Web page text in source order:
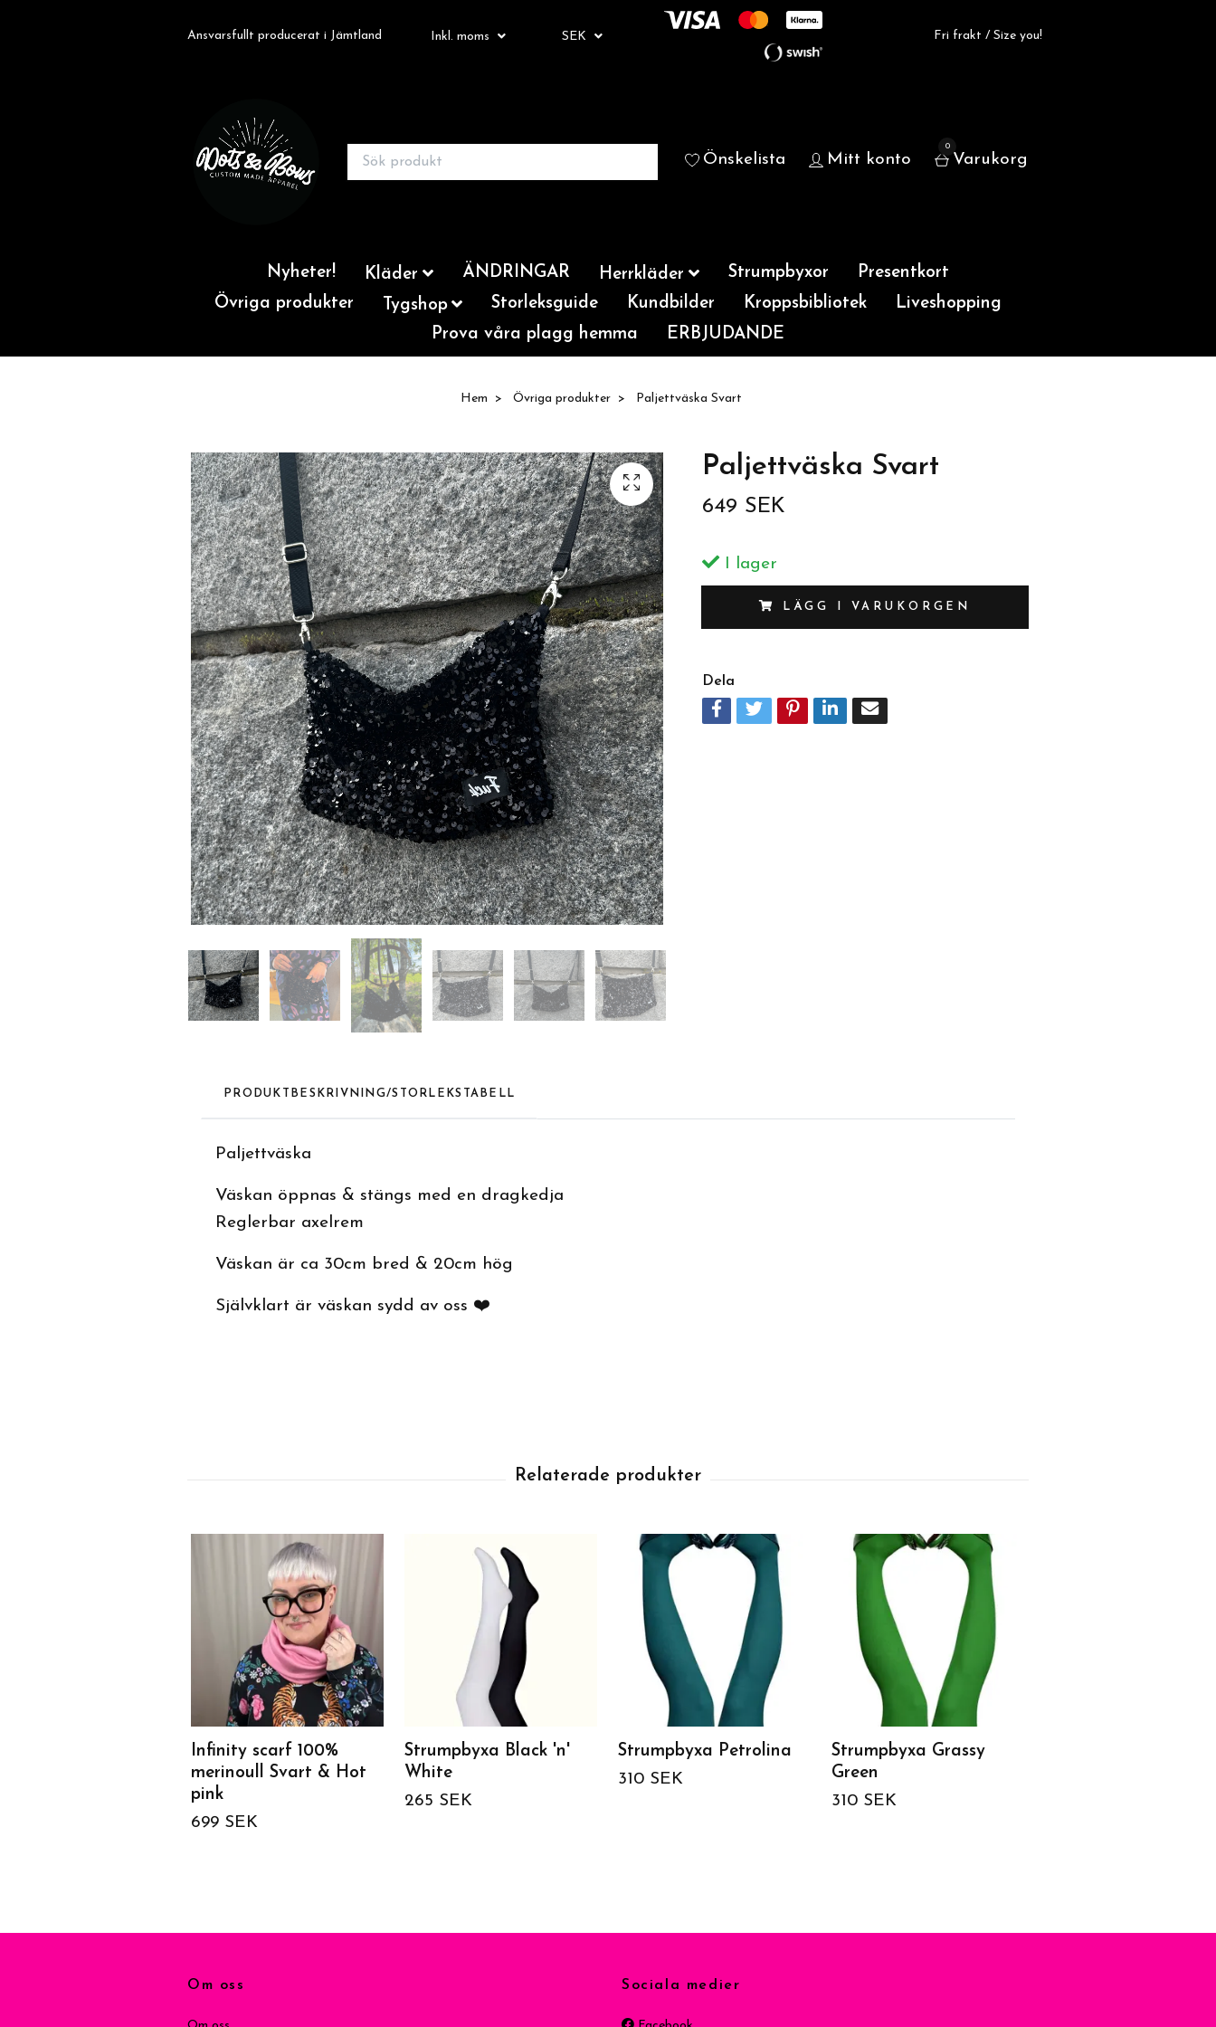
Ansvarsfullt producerat i Jämtland Inkl. moms SEK Fri frakt / Size you!
Önskelista Mitt konto
0
Varukorg
Nyheter! Kläder ÄNDRINGAR Herrkläder Strumpbyxor
Presentkort
Övriga produkter
Tygshop Storleksguide Kundbilder Kroppsbibliotek
Liveshopping
Prova våra plagg hemma
ERBJUDANDE
Hem Övriga produkter Paljettväska Svart
Paljettväska Svart
649 SEK
I lager
LÄGG I VARUKORGEN
Dela
PRODUKTBESKRIVNING/STORLEKSTABELL
Paljettväska
Väskan öppnas & stängs med en dragkedja
Reglerbar axelrem
Väskan är ca 30cm bred & 20cm hög
Självklart är väskan sydd av oss ❤️
Infinity scarf 100%
merinoull Svart & Hot
pink
699 SEK
Strumpbyxa Black 'n'
White
265 SEK
Strumpbyxa Petrolina
310 SEK
Strumpbyxa Grassy
Green
310 SEK
Om oss Sociala medier